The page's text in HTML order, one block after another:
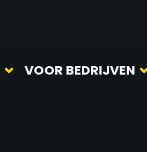
VOOR BEDRIJVEN